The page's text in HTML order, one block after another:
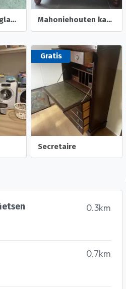
TV-meubel met glazen blad Mahoniehouten kastje
Gratis
Secretaire
0.3km
0.7km